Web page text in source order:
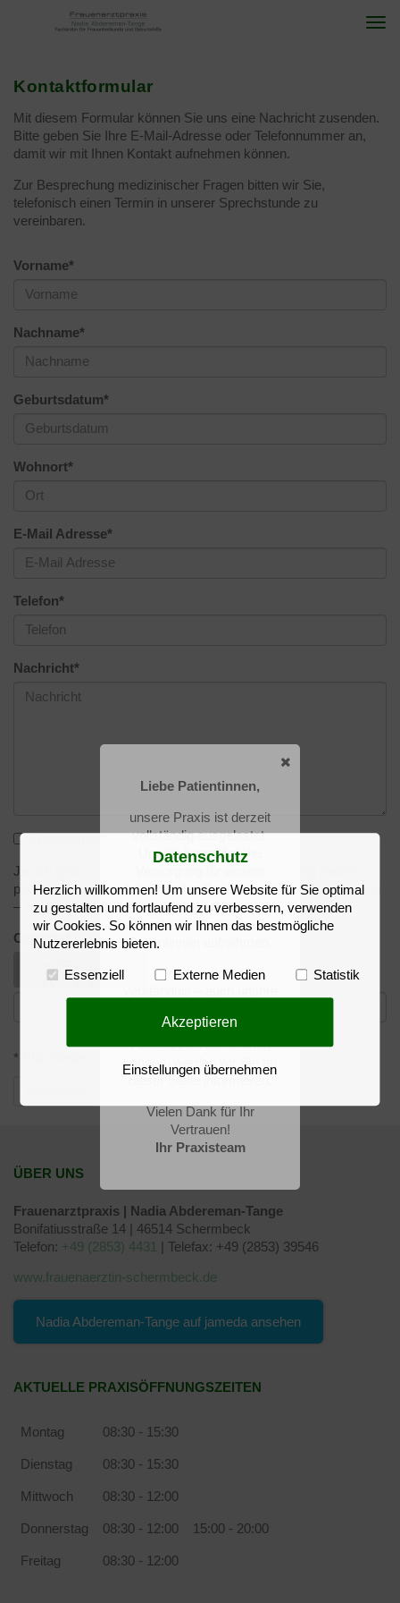
Kontaktformular
Mit diesem Formular können Sie uns eine Nachricht zusenden.
Bitte geben Sie Ihre E-Mail-Adresse oder Telefonnummer an,
damit wir mit Ihnen Kontakt aufnehmen können.
Zur Besprechung medizinischer Fragen bitten wir Sie,
telefonisch einen Termin in unserer Sprechstunde zu
vereinbaren.
Vorname*
Nachname*
Geburtsdatum*
Wohnort*
E-Mail Adresse*
Telefon*
Nachricht*
Ja, ich gebe meine Zustimmung für die Verarbeitung meiner
personenbezogenen Daten – gemäß der Datenschutzerklärung
– zur Bearbeitung und Beantwortung dieser Anfrage. *
Captcha*
* Pflichtfelder
ÜBER UNS
Frauenarztpraxis | Nadia Abdereman-Tange
Bonifatiusstraße 14 | 46514 Schermbeck
Telefon: +49 (2853) 4431 | Telefax: +49 (2853) 39546
www.frauenaerztin-schermbeck.de
Nadia Abdereman-Tange auf jameda ansehen
AKTUELLE PRAXISÖFFNUNGSZEITEN
Montag 08:30 - 15:30
Dienstag 08:30 - 15:30
Mittwoch 08:30 - 12:00
Donnerstag 08:30 - 12:00 15:00 - 20:00
Freitag 08:30 - 12:00
Datenschutz
Herzlich willkommen! Um unsere Website für Sie optimal
zu gestalten und fortlaufend zu verbessern, verwenden
wir Cookies. So können wir Ihnen das bestmögliche
Nutzererlebnis bieten.
Essenziell Externe Medien Statistik
Akzeptieren
Einstellungen übernehmen
Liebe Patientinnen,
unsere Praxis ist derzeit
vollständig ausgelastet.
Um die bestmögliche
bestehenden Patientinnen
sicherzustellen, können wir
aktuell leider keine neuen
Patientinnen aufnehmen.
Wir bitten um Ihr
Sobald wir wieder neue
Patientinnen aufnehmen
können, werden wir Sie an
dieser Stelle informieren.
Vielen Dank für Ihr
Vertrauen!
Ihr Praxisteam